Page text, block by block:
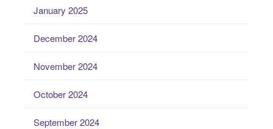
January 2025
December 2024
November 2024
October 2024
September 2024